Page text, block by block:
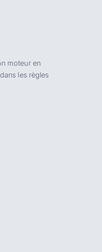
moteur en
les règles